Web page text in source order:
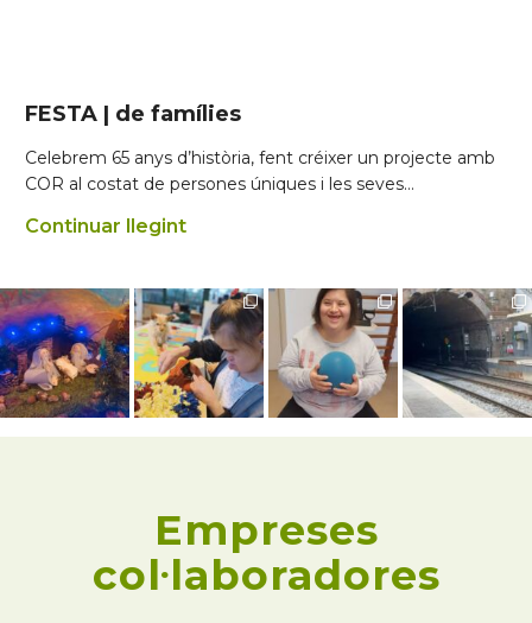
FESTA | de famílies
Celebrem 65 anys d’història, fent créixer un projecte amb
COR al costat de persones úniques i les seves…
Continuar llegint
Empreses
col·laboradores